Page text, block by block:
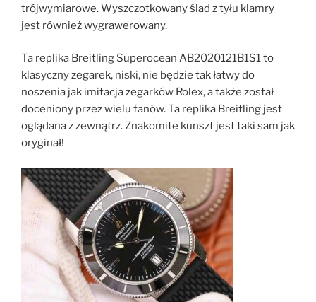
trójwymiarowe. Wyszczotkowany ślad z tyłu klamry
jest również wygrawerowany.
Ta replika Breitling Superocean AB2020121B1S1 to
klasyczny zegarek, niski, nie będzie tak łatwy do
noszenia jak imitacja zegarków Rolex, a także został
doceniony przez wielu fanów. Ta replika Breitling jest
oglądana z zewnątrz. Znakomite kunszt jest taki sam jak
oryginał!